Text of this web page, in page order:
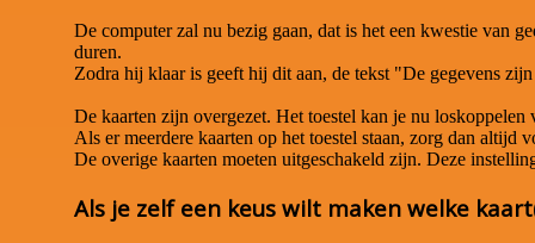
De computer zal nu bezig gaan, dat is het een kwestie van
duren.
Zodra hij klaar is geeft hij dit aan, de tekst "De gegevens
De kaarten zijn overgezet. Het toestel kan je nu loskoppelen
Als er meerdere kaarten op het toestel staan, zorg dan altijd
De overige kaarten moeten uitgeschakeld zijn. Deze
Als je zelf een keus wilt maken welke